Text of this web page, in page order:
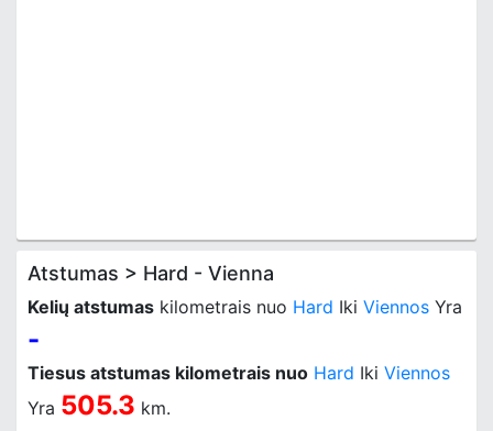
Atstumas > Hard - Vienna
Kelių atstumas kilometrais nuo Hard Iki Viennos Yra
-
Tiesus atstumas kilometrais nuo Hard Iki Viennos
Yra 505.3 km.